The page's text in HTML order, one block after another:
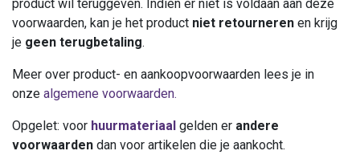
product wil teruggeven. Indien er niet is voldaan aan deze
voorwaarden, kan je het product niet retourneren en krijg
je geen terugbetaling.
Meer over product- en aankoopvoorwaarden lees je in
onze algemene voorwaarden.
Opgelet: voor huurmateriaal gelden er andere
voorwaarden dan voor artikelen die je aankocht.